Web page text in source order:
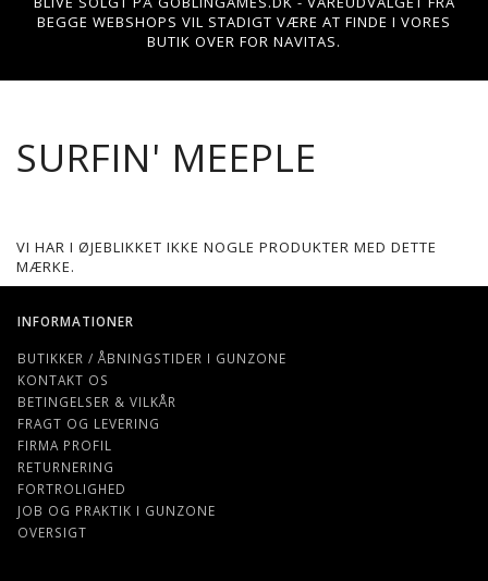
BEGGE WEBSHOPS VIL STADIGT VÆRE AT FINDE I VORES
BUTIK OVER FOR NAVITAS.
SURFIN' MEEPLE
VI HAR I ØJEBLIKKET IKKE NOGLE PRODUKTER MED DETTE
MÆRKE.
INFORMATIONER
BUTIKKER / ÅBNINGSTIDER I GUNZONE
KONTAKT OS
BETINGELSER & VILKÅR
FRAGT OG LEVERING
FIRMA PROFIL
RETURNERING
FORTROLIGHED
JOB OG PRAKTIK I GUNZONE
OVERSIGT